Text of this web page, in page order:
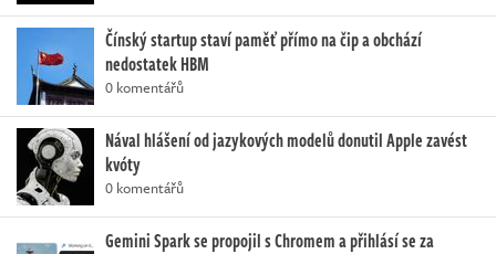
Čínský startup staví paměť přímo na čip a obchází
nedostatek HBM
0 komentářů
Nával hlášení od jazykových modelů donutil Apple zavést
kvóty
0 komentářů
Gemini Spark se propojil s Chromem a přihlásí se za